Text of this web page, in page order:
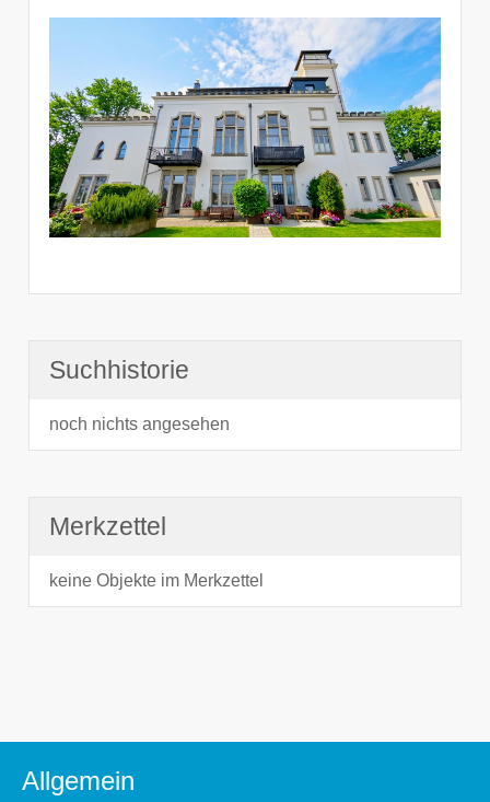
Suchhistorie
noch nichts angesehen
Merkzettel
keine Objekte im Merkzettel
Allgemein